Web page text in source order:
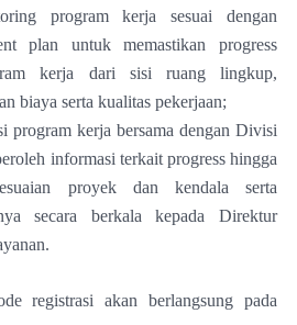
program kerja sesuai dengan
plan untuk memastikan progress
kerja dari sisi ruang lingkup,
biaya serta kualitas pekerjaan;
program kerja bersama dengan Divisi
informasi terkait progress hingga
proyek dan kendala serta
secara berkala kepada Direktur
registrasi akan berlangsung pada